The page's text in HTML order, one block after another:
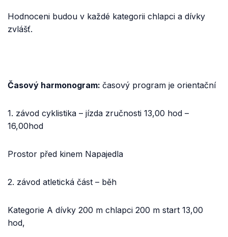
Hodnoceni budou v každé kategorii chlapci a dívky
zvlášť.
Časový harmonogram: časový program je orientační
1. závod cyklistika – jízda zručnosti 13,00 hod –
16,00hod
Prostor před kinem Napajedla
2. závod atletická část – běh
Kategorie A dívky 200 m chlapci 200 m start 13,00
hod,